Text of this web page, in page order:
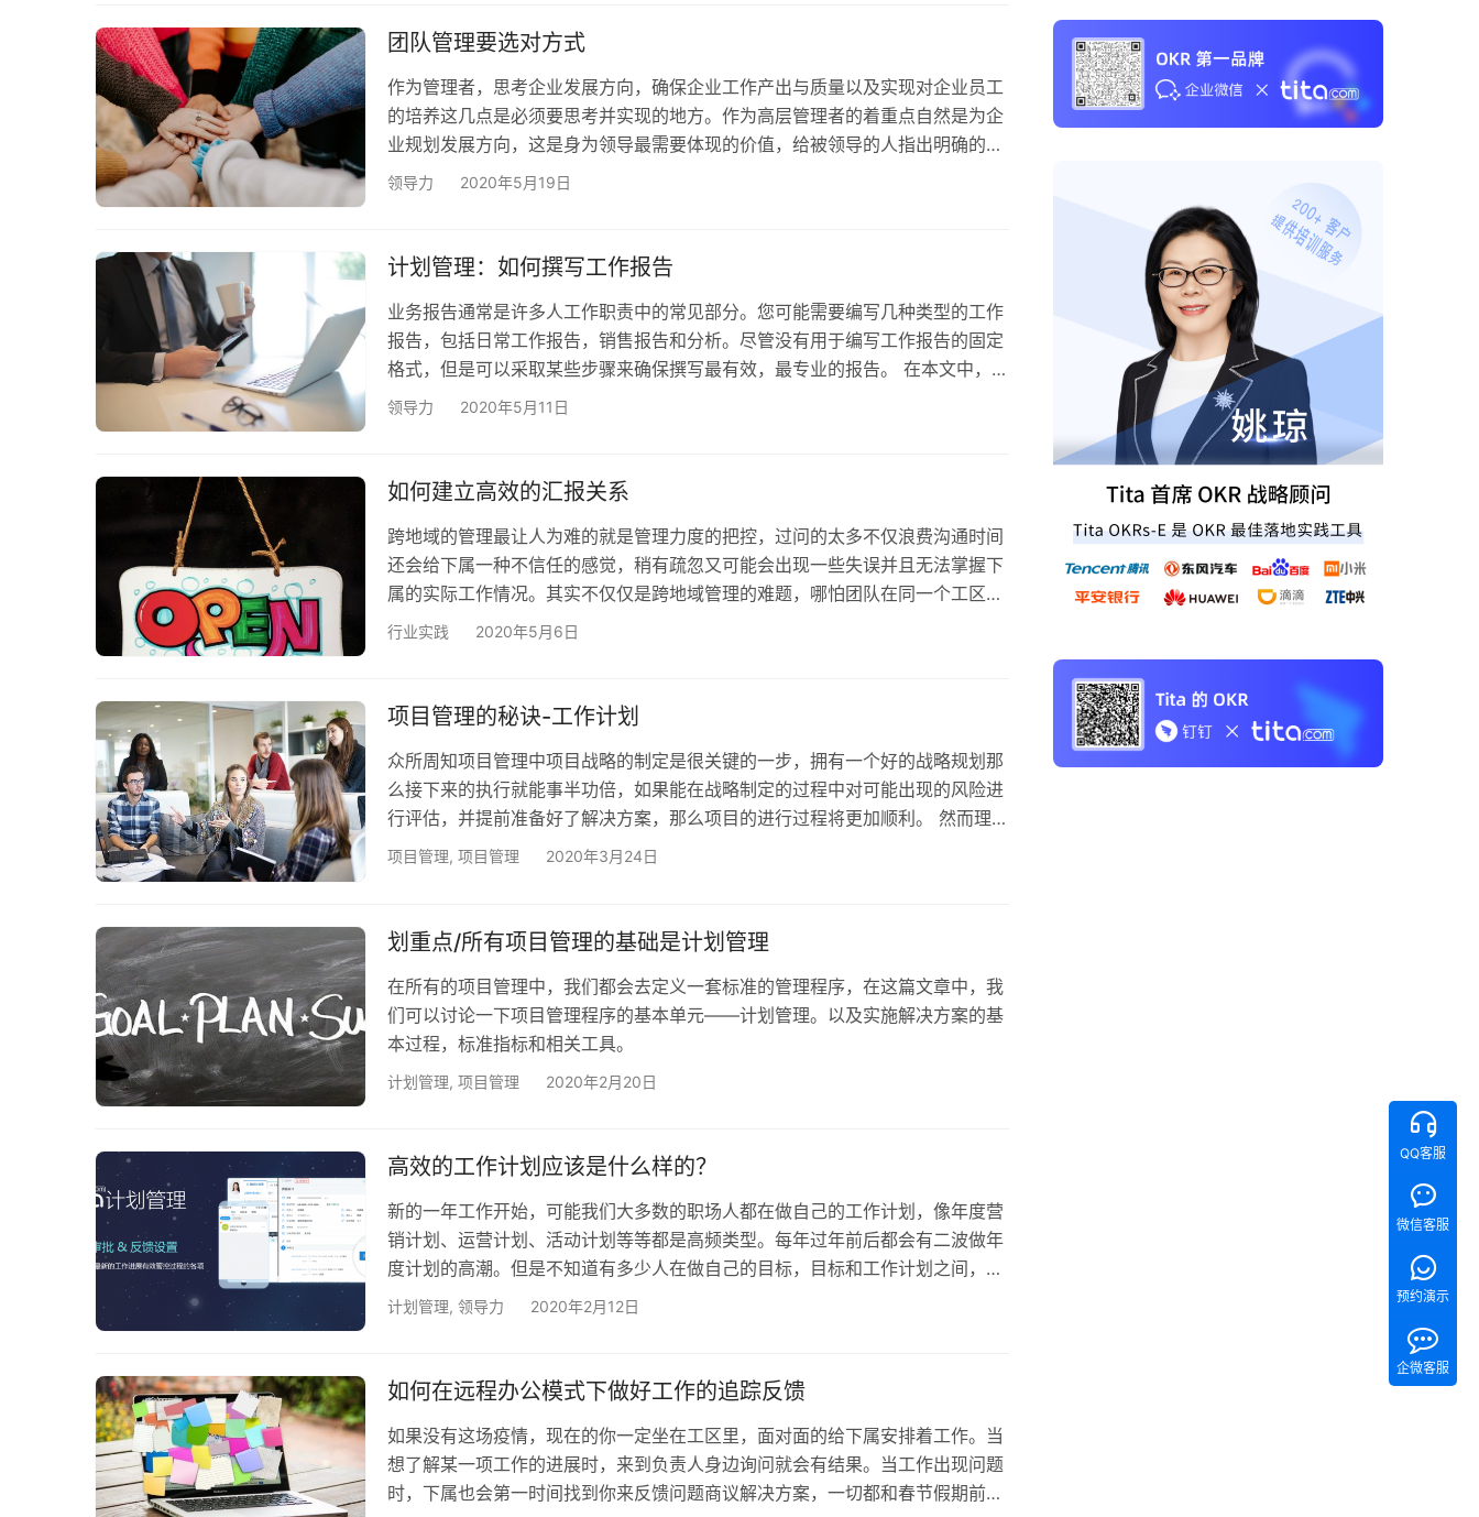
E 目标计划执行框架（图片来源：okrs-e.co…
团队管理要选对方式
作为管理者，思考企业发展方向，确保企业工作产出与质量以及实现对企业员工
的培养这几点是必须要思考并实现的地方。作为高层管理者的着重点自然是为企
业规划发展方向，这是身为领导最需要体现的价值，给被领导的人指出明确的前
进方向。中低层管理者则更多的精力要花费在保证团队产出与质量和实现对员工
理：工作计划管理法，适用于基层管理者对工作产出和质量的控制。 将团队一周
领导力 2020年5月19日
计划管理：如何撰写工作报告
业务报告通常是许多人工作职责中的常见部分。您可能需要编写几种类型的工作
报告，包括日常工作报告，销售报告和分析。尽管没有用于编写工作报告的固定
格式，但是可以采取某些步骤来确保撰写最有效，最专业的报告。 在本文中，我
们将讨论什么是工作报告，如何编写有效的报告以及可用于起草自己的工作报告
作中可能需要编写各种报告，包括销售报告，每日报告，预算报告和业务数据分
领导力 2020年5月11日
如何建立高效的汇报关系
跨地域的管理最让人为难的就是管理力度的把控，过问的太多不仅浪费沟通时间
还会给下属一种不信任的感觉，稍有疏忽又可能会出现一些失误并且无法掌握下
属的实际工作情况。其实不仅仅是跨地域管理的难题，哪怕团队在同一个工区也
会出现类似的情况，所以想要带好一个团队该如何去管理建立高效的汇报关系
计划要做的事情发布为计划表中的一个个任务，在任务上标注完成该任务需要的
行业实践 2020年5月6日
项目管理的秘诀-工作计划
众所周知项目管理中项目战略的制定是很关键的一步，拥有一个好的战略规划那
么接下来的执行就能事半功倍，如果能在战略制定的过程中对可能出现的风险进
行评估，并提前准备好了解决方案，那么项目的进行过程将更加顺利。 然而理想
是没好的，显示却没有那么简单。一个好的项目战略该如何制定成为很多管理者
少时间，如何保证时间评估的准确性是最重要的问题。项目战略的制定是为了按
项目管理, 项目管理 2020年3月24日
划重点/所有项目管理的基础是计划管理
在所有的项目管理中，我们都会去定义一套标准的管理程序，在这篇文章中，我
们可以讨论一下项目管理程序的基本单元——计划管理。以及实施解决方案的基
本过程，标准指标和相关工具。
计划管理, 项目管理 2020年2月20日
高效的工作计划应该是什么样的？
新的一年工作开始，可能我们大多数的职场人都在做自己的工作计划，像年度营
销计划、运营计划、活动计划等等都是高频类型。每年过年前后都会有二波做年
度计划的高潮。但是不知道有多少人在做自己的目标，目标和工作计划之间，有
着怎样的关系？ 那么工作计划应该如何制定，制定工作计划的依据是什么？计划
最大的缺陷就是:看似振奋人心,实则没有针对具体问题,更没有解决任何问题。
计划管理, 领导力 2020年2月12日
如何在远程办公模式下做好工作的追踪反馈
如果没有这场疫情，现在的你一定坐在工区里，面对面的给下属安排着工作。当
想了解某一项工作的进展时，来到负责人身边询问就会有结果。当工作出现问题
时，下属也会第一时间找到你来反馈问题商议解决方案，一切都和春节假期前一
QQ客服
微信客服
预约演示
企微客服